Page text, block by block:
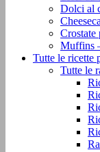
Dolci al
Crostate
Muffins
Tutte le ricette
Tutte le